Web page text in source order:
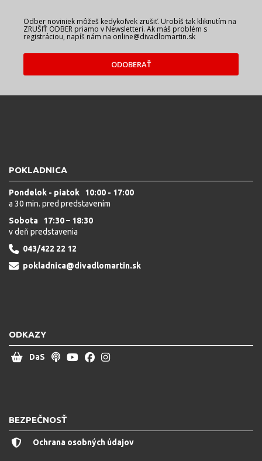
Odber noviniek môžeš kedykoľvek zrušiť. Urobíš tak kliknutím na
ZRUŠIŤ ODBER priamo v Newsletteri. Ak máš problém s
registráciou, napíš nám na online@divadlomartin.sk
ODOBERAŤ
POKLADNICA
Pondelok - piatok 10:00 - 17:00
a 30 min. pred predstavením
Sobota 17:30 – 18:30
v deň predstavenia
043/422 22 12
pokladnica@divadlomartin.sk
ODKAZY
DaS
BEZPEČNOSŤ
Ochrana osobných údajov